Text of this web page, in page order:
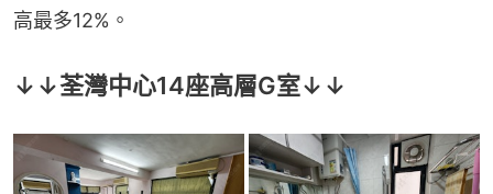
高最多12%。
↓↓荃灣中心14座高層G室↓↓